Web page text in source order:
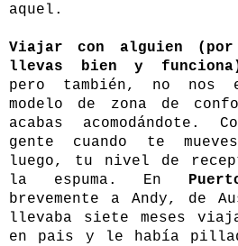
aquel.
Viajar con alguien
llevas bien y
pero también, no nos
modelo de zona de
acabas acomodándote.
gente cuando te
luego, tu nivel de
la espuma. En
brevemente a Andy, de
llevaba siete meses
en pais y le había